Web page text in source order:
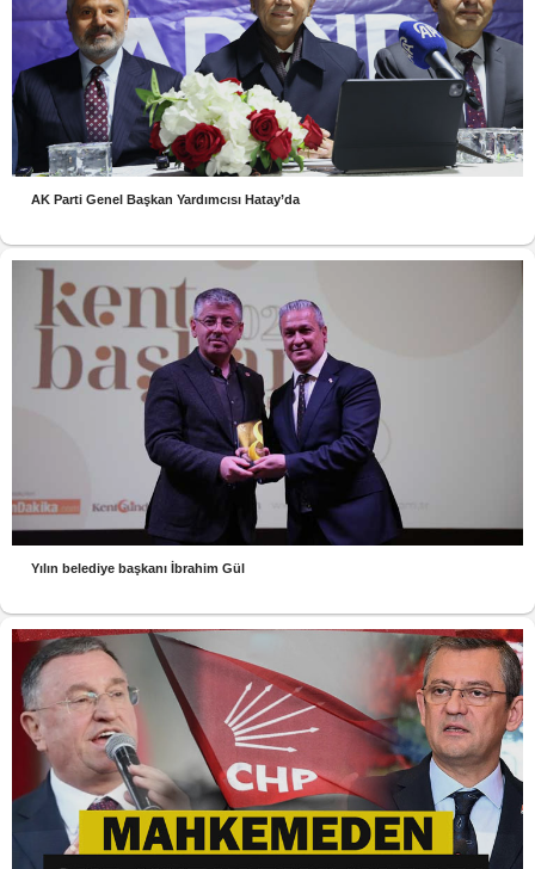
AK Parti Genel Başkan Yardımcısı Hatay’da
Yılın belediye başkanı İbrahim Gül